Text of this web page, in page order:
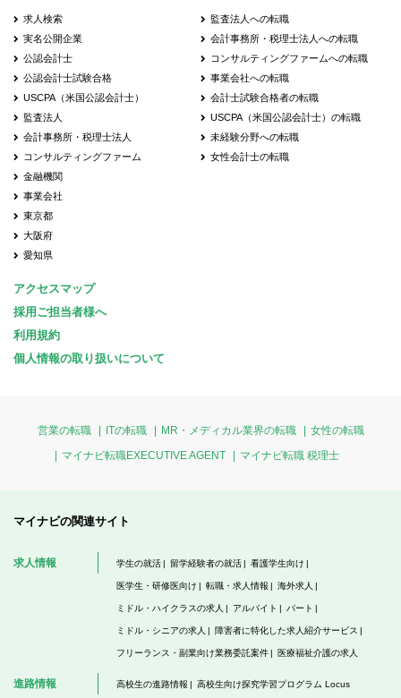
求人検索
実名公開企業
公認会計士
公認会計士試験合格
USCPA（米国公認会計士）
監査法人
会計事務所・税理士法人
コンサルティングファーム
金融機関
事業会社
東京都
大阪府
愛知県
監査法人への転職
会計事務所・税理士法人への転職
コンサルティングファームへの転職
事業会社への転職
会計士試験合格者の転職
USCPA（米国公認会計士）の転職
未経験分野への転職
女性会計士の転職
アクセスマップ
採用ご担当者様へ
利用規約
個人情報の取り扱いについて
営業の転職 ITの転職 MR・メディカル業界の転職
女性の転職
マイナビ転職EXECUTIVE AGENT
マイナビ転職 税理士
マイナビの関連サイト
求人情報 学生の就活 留学経験者の就活 看護学生向け
医学生・研修医向け 転職・求人情報 海外求人
ミドル・ハイクラスの求人 アルバイト パート
ミドル・シニアの求人 障害者に特化した求人紹介サービス
フリーランス・副業向け業務委託案件 医療福祉介護の求人
進路情報 高校生の進路情報 高校生向け探究学習プログラム Locus